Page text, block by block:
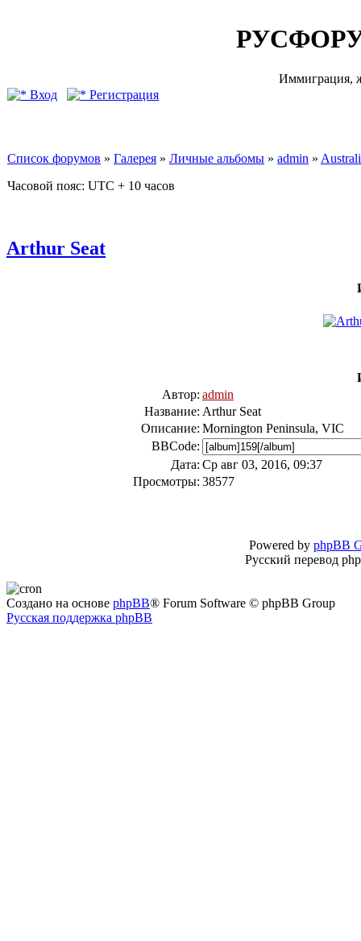
Иммиграция,
Вход
Регистрация
Список форумов » Галерея » Личные альбомы » admin »
Часовой пояс: UTC + 10 часов
Arthur Seat
Автор: admin
Название: Arthur Seat
Описание: Mornington Peninsula, VIC
BBCode:
Дата: Ср авг 03, 2016, 09:37
Просмотры: 38577
Powered by phpBB
Русский перевод
Создано на основе phpBB® Forum Software © phpBB Group
Русская поддержка phpBB